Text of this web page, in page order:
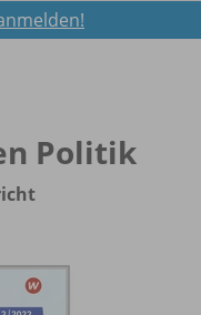
Politik